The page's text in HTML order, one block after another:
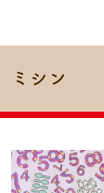
ミシン